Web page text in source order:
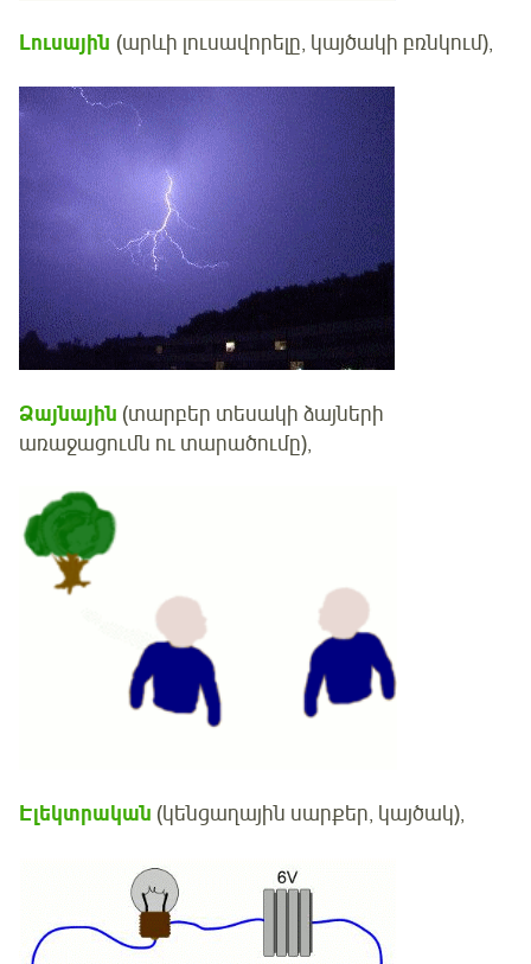
Լուսային (արևի լուսավորելը, կայծակի բռնկում),
Ձայնային (տարբեր տեսակի ձայների
առաջացումն ու տարածումը),
Էլեկտրական (կենցաղային սարքեր, կայծակ),